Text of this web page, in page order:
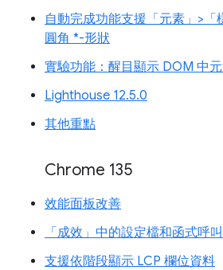
自動完成功能支援「元素」>「
圓角 *-形狀
實驗功能：醒目顯示 DOM 中
Lighthouse 12.5.0
其他重點
Chrome 135
效能面板改善
「成效」中的設定檔和函式呼
支援依階段顯示 LCP 欄位資料